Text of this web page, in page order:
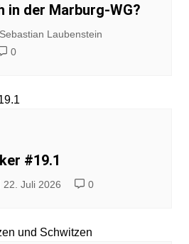
in der Marburg-WG?
Laubenstein
0
#19.1
22. Juli 2026 0